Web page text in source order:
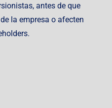
antes de que
la empresa o afecten